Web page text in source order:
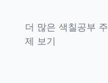
더 많은 색칠공부 주
제 보기